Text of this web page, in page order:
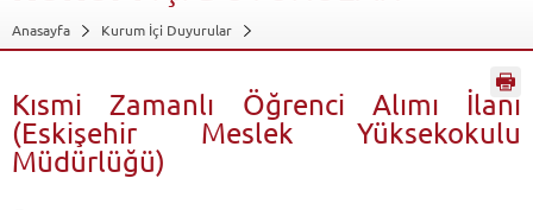
Anasayfa
Kurum İçi Duyurular
Geri Dön
Kısmi Zamanlı Öğrenci Alımı İlanı
(Eskişehir Meslek Yüksekokulu
Müdürlüğü)